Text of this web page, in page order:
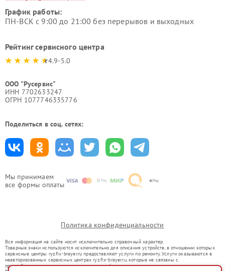
Мы принимаем
все формы оплаты
График работы:
ПН-ВСК с 9:00 до 21:00 без перерывов и выходных
Рейтинг сервисного центра
4.9-5.0
ООО "Русервис"
ИНН 7702633247
ОГРН 1077746335776
Поделиться в соц. сетях:
Политика конфиденциальности
Вся информация на сайте носит исключительно справочный характер.
Товарные знаки используются исключительно для описания устройств, в отношении которых
сервисные центры ryz.fix-brayer.ru предоставляют услуги по ремонту. Услуги оказываются в
неавторизованных сервисных центрах ryz.fix-brayer.ru, которые не связаны с
правообладателями товарных знаков или их официальными представителями.